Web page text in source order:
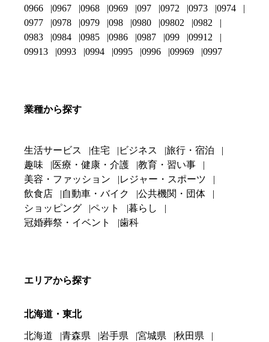
0966
0967 0968 0969 097 0972 0973
0974
0977
0978 0979 098 0980 09802
0982
0983
0984 0985 0986 0987 099
09912
09913
0993 0994 0995 0996 09969 0997
業種から探す
生活サービス 住宅 ビジネス
旅行・宿泊
趣味
医療・健康・介護
教育・習い事
美容・ファッション
レジャー・スポーツ
飲食店
自動車・バイク
公共機関・団体
ショッピング
ペット
暮らし
冠婚葬祭・イベント
歯科
エリアから探す
北海道・東北
北海道 青森県 岩手県 宮城県
秋田県